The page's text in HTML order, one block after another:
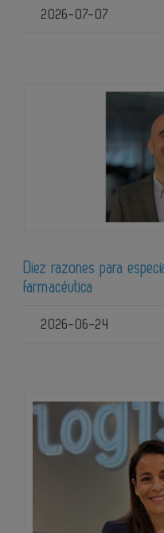
2026-07-07
Diez razones para
farmacéutica
2026-06-24